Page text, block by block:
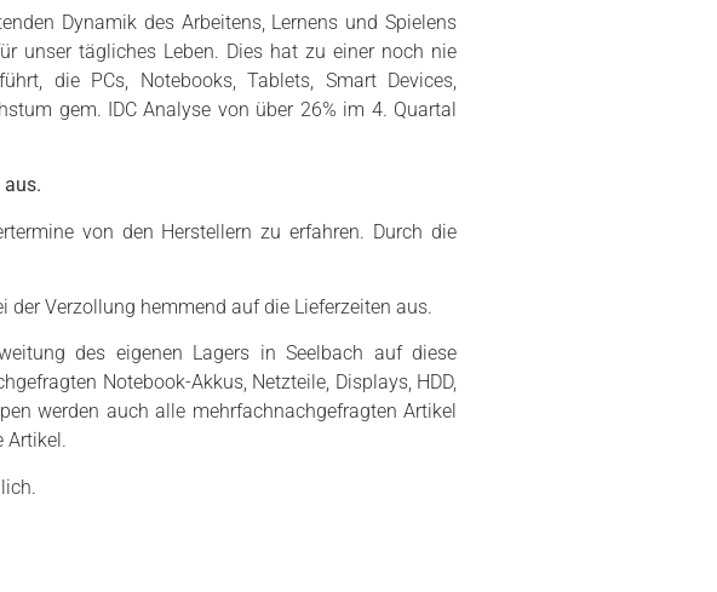
Dynamik des Arbeitens, Lernens und Spielens
unser tägliches Leben. Dies hat zu einer noch nie
die PCs, Notebooks, Tablets, Smart Devices,
gem. IDC Analyse von über 26% im 4. Quartal
von den Herstellern zu erfahren. Durch die
Verzollung hemmend auf die Lieferzeiten aus.
des eigenen Lagers in Seelbach auf diese
Notebook-Akkus, Netzteile, Displays, HDD,
werden auch alle mehrfachnachgefragten Artikel
Artikel.